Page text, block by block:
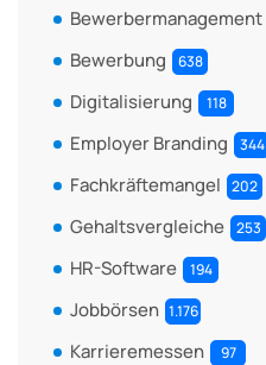
Bewerbermanagement
Bewerbung 638
Digitalisierung 118
Employer Branding 344
Fachkräftemangel 202
Gehaltsvergleiche 253
HR-Software 194
Jobbörsen 1.176
Karrieremessen 97